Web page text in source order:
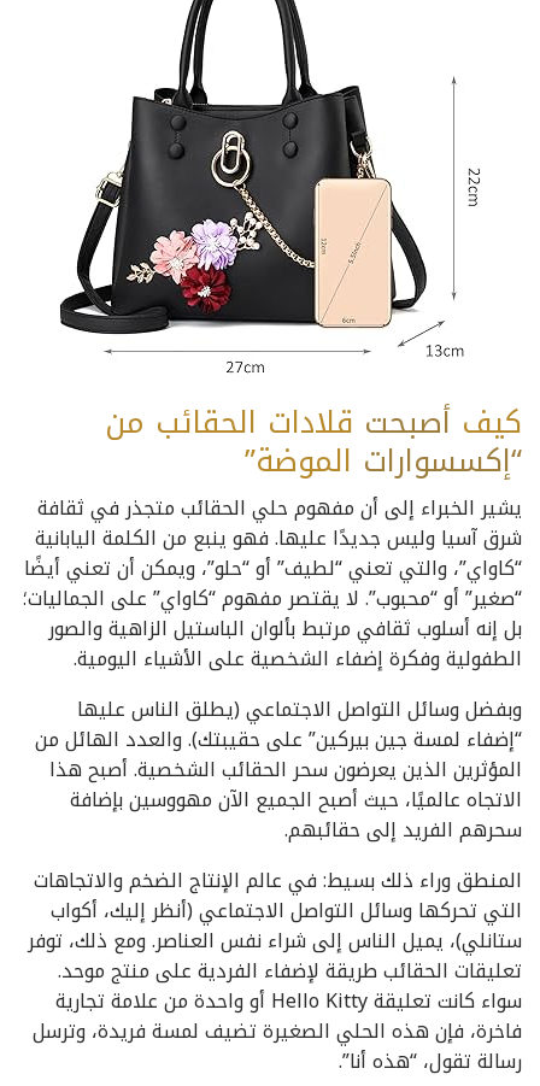
كيف أصبحت قلادات الحقائب من
“إكسسوارات الموضة”
يشير الخبراء إلى أن مفهوم حلي الحقائب متجذر في ثقافة
شرق آسيا وليس جديدًا عليها. فهو ينبع من الكلمة اليابانية
“كاواي”، والتي تعني “لطيف” أو “حلو”، ويمكن أن تعني أيضًا
“صغير” أو “محبوب”. لا يقتصر مفهوم “كاواي” على الجماليات؛
بل إنه أسلوب ثقافي مرتبط بألوان الباستيل الزاهية والصور
الطفولية وفكرة إضفاء الشخصية على الأشياء اليومية.
وبفضل وسائل التواصل الاجتماعي (يطلق الناس عليها
“إضفاء لمسة جين بيركين” على حقيبتك). والعدد الهائل من
المؤثرين الذين يعرضون سحر الحقائب الشخصية. أصبح هذا
الاتجاه عالميًا، حيث أصبح الجميع الآن مهووسين بإضافة
سحرهم الفريد إلى حقائبهم.
المنطق وراء ذلك بسيط: في عالم الإنتاج الضخم والاتجاهات
التي تحركها وسائل التواصل الاجتماعي (أنظر إليك، أكواب
ستانلي)، يميل الناس إلى شراء نفس العناصر. ومع ذلك، توفر
تعليقات الحقائب طريقة لإضفاء الفردية على منتج موحد.
سواء كانت تعليقة Hello Kitty أو واحدة من علامة تجارية
فاخرة، فإن هذه الحلي الصغيرة تضيف لمسة فريدة، وترسل
رسالة تقول، “هذه أنا”.